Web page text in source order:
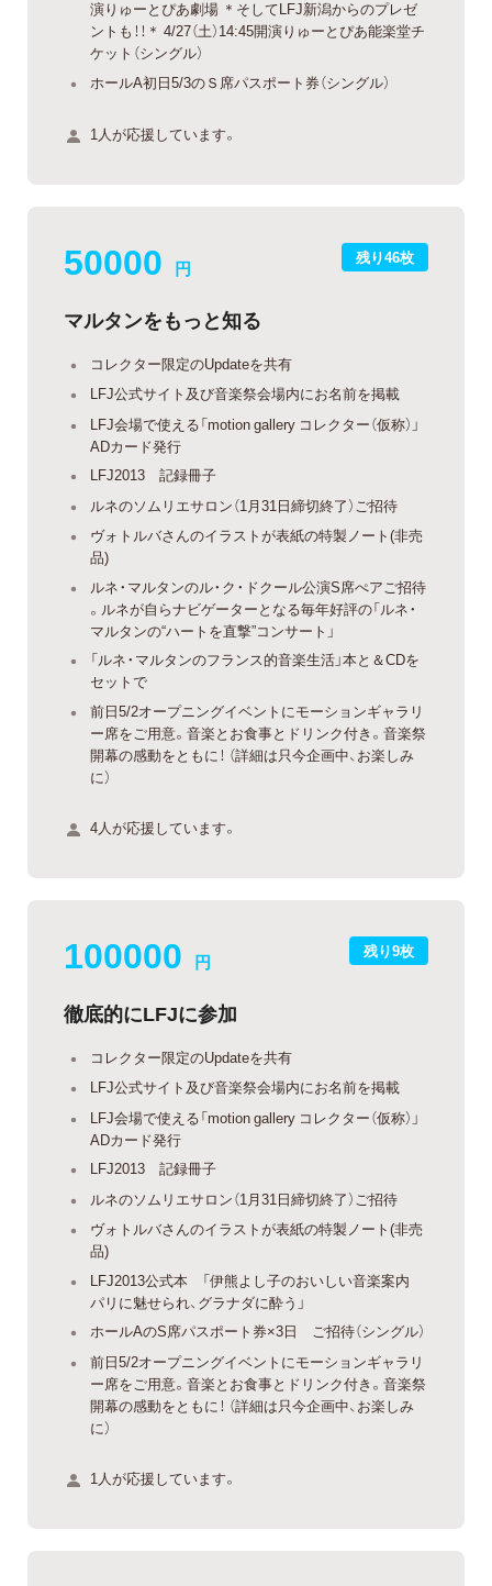
演りゅーとぴあ劇場 ＊そしてLFJ新潟からのプレゼ
ントも！！＊ 4/27（土）14:45開演りゅーとぴあ能楽堂チ
ケット（シングル）
ホールA初日5/3のＳ席パスポート券（シングル）
1人が応援しています。
残り46枚
50000 円
マルタンをもっと知る
コレクター限定のUpdateを共有
LFJ公式サイト及び音楽祭会場内にお名前を掲載
LFJ会場で使える「motion gallery コレクター（仮称）」
ADカード発行
LFJ2013 記録冊子
ルネのソムリエサロン（1月31日締切終了）ご招待
ヴォトルバさんのイラストが表紙の特製ノート(非売
品)
ルネ・マルタンのル・ク・ドクール公演S席ぺアご招待
。ルネが自らナビゲーターとなる毎年好評の「ルネ・
マルタンの“ハートを直撃”コンサート」
「ルネ・マルタンのフランス的音楽生活」本と＆CDを
セットで
前日5/2オープニングイベントにモーションギャラリ
ー席をご用意。音楽とお食事とドリンク付き。音楽祭
開幕の感動をともに！ （詳細は只今企画中、お楽しみ
に）
4人が応援しています。
残り9枚
100000 円
徹底的にLFJに参加
コレクター限定のUpdateを共有
LFJ公式サイト及び音楽祭会場内にお名前を掲載
LFJ会場で使える「motion gallery コレクター（仮称）」
ADカード発行
LFJ2013 記録冊子
ルネのソムリエサロン（1月31日締切終了）ご招待
ヴォトルバさんのイラストが表紙の特製ノート(非売
品)
LFJ2013公式本 「伊熊よし子のおいしい音楽案内
パリに魅せられ、グラナダに酔う」
ホールAのS席パスポート券×3日 ご招待（シングル）
前日5/2オープニングイベントにモーションギャラリ
ー席をご用意。音楽とお食事とドリンク付き。音楽祭
開幕の感動をともに！ （詳細は只今企画中、お楽しみ
に）
1人が応援しています。